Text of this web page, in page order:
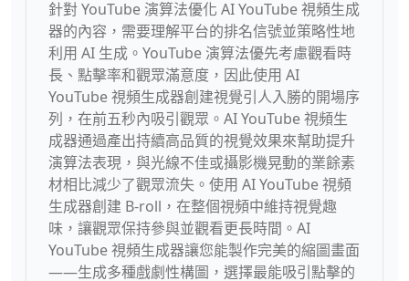
針對 YouTube 演算法優化 AI YouTube 視頻生成
器的內容，需要理解平台的排名信號並策略性地
利用 AI 生成。YouTube 演算法優先考慮觀看時
長、點擊率和觀眾滿意度，因此使用 AI
YouTube 視頻生成器創建視覺引人入勝的開場序
列，在前五秒內吸引觀眾。AI YouTube 視頻生
成器通過產出持續高品質的視覺效果來幫助提升
演算法表現，與光線不佳或攝影機晃動的業餘素
材相比減少了觀眾流失。使用 AI YouTube 視頻
生成器創建 B-roll，在整個視頻中維持視覺趣
味，讓觀眾保持參與並觀看更長時間。AI
YouTube 視頻生成器讓您能製作完美的縮圖畫面
——生成多種戲劇性構圖，選擇最能吸引點擊的